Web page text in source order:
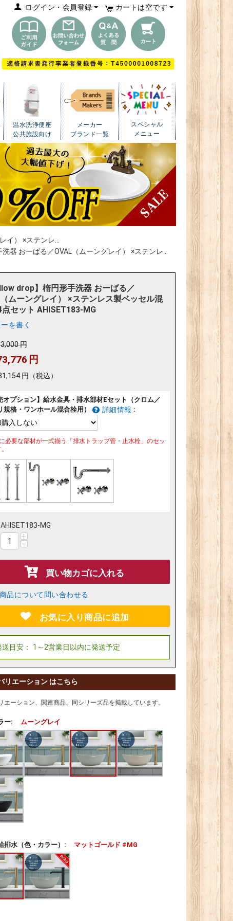
カートは空です
ログイン・会員登録
温水洗浄便座
公共施設向け
メーカー
ブランド一覧
スペシャル
メニュー
イ） ×ステンレ...
器 おーばる／OVAL（ムーングレイ） ×ステンレ...
drop】楕円形手洗器 おーばる／
ムーングレイ） ×ステンレス製ベッセル混
点セット AHISET183-MG
を書く
円
円
円 （税込）
オプション】給水金具・排水部材Eセット（クロム／
規格・ワンホール混合栓用）
詳細情報 :
必要な部材が一式揃う「排水トラップ管・止水栓」のセッ
AHISET183-MG
+
−
買い物カゴに入れる
品について問い合わせる
お気に入り商品に追加
リエーション はこちら
エーション、関連商品、同シリーズ品を掲載しています。
ー: ムーングレイ
排水（色・カラー）: マットゴールド #MG